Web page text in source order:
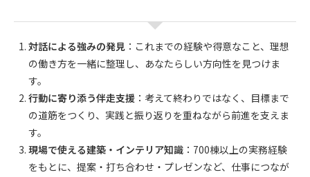
対話による強みの発見 ：これまでの経験や得意なこと、理想
の働き方を一緒に整理し、あなたらしい方向性を見つけま
す。
行動に寄り添う伴走支援 ：考えて終わりではなく、目標まで
の道筋をつくり、実践と振り返りを重ねながら前進を支えま
す。
現場で使える建築・インテリア知識 ：700棟以上の実務経験
をもとに、提案・打ち合わせ・プレゼンなど、仕事につなが